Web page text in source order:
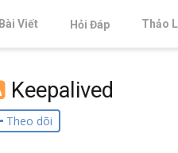
Bài Viết Hỏi Đáp Thảo
Keepalived
Theo dõi